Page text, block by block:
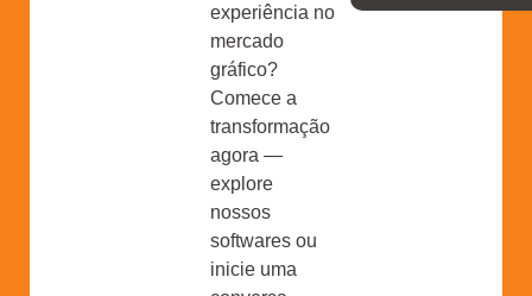
experiência no
mercado
gráfico?
Comece a
transformação
agora —
explore
nossos
softwares ou
inicie uma